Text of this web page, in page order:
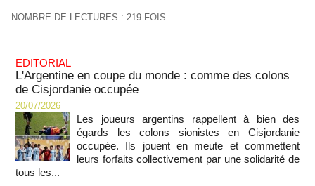
NOMBRE DE LECTURES : 219 FOIS
EDITORIAL
L'Argentine en coupe du monde : comme des colons
de Cisjordanie occupée
20/07/2026
Les joueurs argentins rappellent à bien des
égards les colons sionistes en Cisjordanie
occupée. Ils jouent en meute et commettent
leurs forfaits collectivement par une solidarité de
tous les...